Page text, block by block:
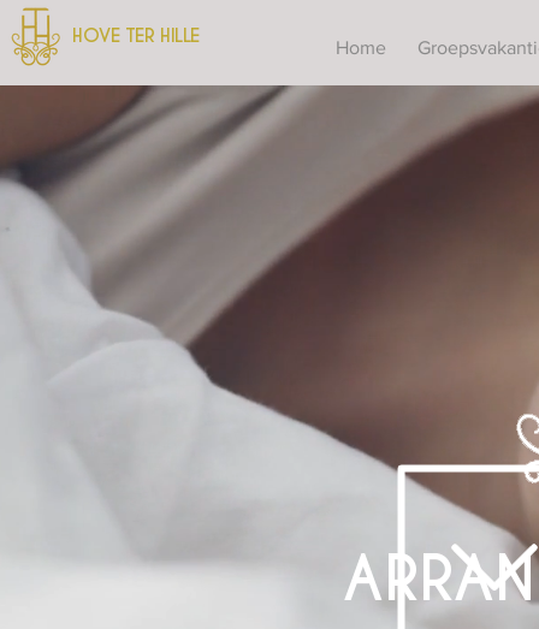
HOVE TER HILLE
Home